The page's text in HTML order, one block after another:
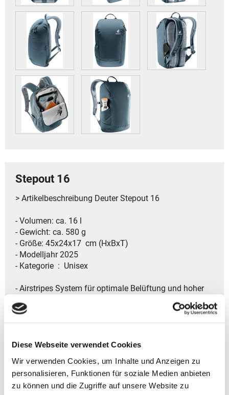
Diese Webseite verwendet Cookies
Wir verwenden Cookies, um Inhalte und Anzeigen zu
personalisieren, Funktionen für soziale Medien anbieten
zu können und die Zugriffe auf unsere Website zu
Stepout 16
> Artikelbeschreibung Deuter Stepout 16
- Volumen: ca. 16 l
- Gewicht: ca. 580 g
- Größe: 45x24x17 cm (HxBxT)
- Modelljahr 2025
- Kategorie ‏ : ‎ Unisex
- Airstripes System für optimale Belüftung und hoher
- Verstellbarer Brustgurt für besten Sitz
- Gepolsterte Schulterträger erhöhen den Tragekomfort
- Praktische schlüsselclip für eine sichere
Aufbewahrung der Schlüssel
- Innenfach zur sicheren deine Wertsachen vor
Diebstahl und Beschädigung